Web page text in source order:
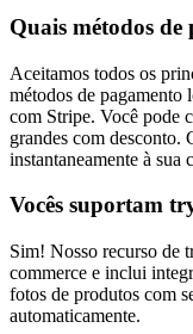
Quais métodos de
Aceitamos todos os
métodos de pagamento
com Stripe. Você pode
grandes com desconto.
instantaneamente à sua
Vocês suportam
Sim! Nosso recurso de
commerce e inclui
fotos de produtos com
automaticamente.